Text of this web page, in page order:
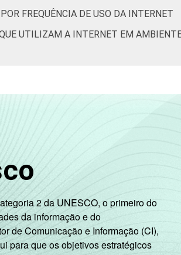
SM
90 6 0 0
tem
0
97 1 0
89 6 0
FREQUÊNCIA DE USO DA INTERNET
UTILIZAM A INTERNET EM
2 da UNESCO, o primeiro do
da informação e do
de Comunicação e Informação (CI),
para que os objetivos estratégicos